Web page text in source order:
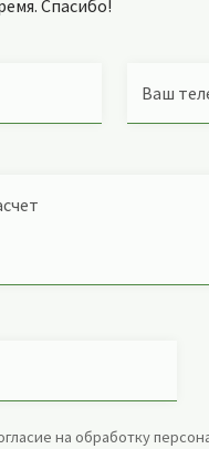
Спасибо!
Ваш
на обработку